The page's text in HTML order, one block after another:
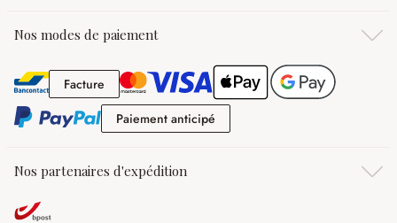
Nos modes de paiement
FactureFacture
Paiement anticipé
Nos partenaires d'expédition